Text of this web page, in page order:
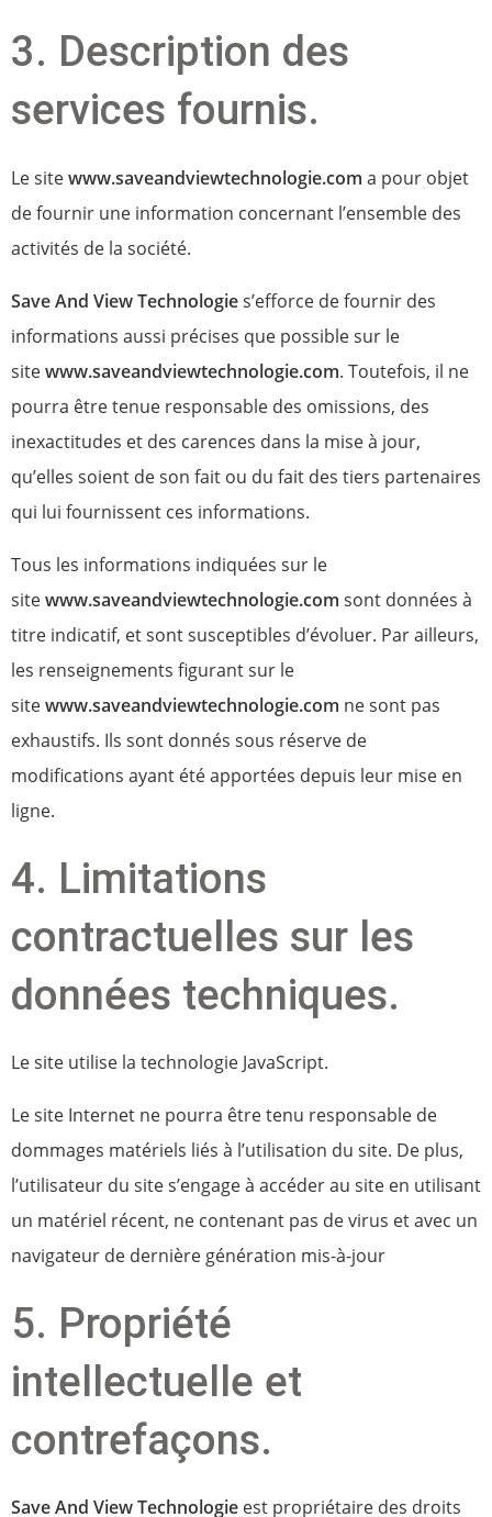
3. Description des
services fournis.
Le sitewww.saveandviewtechnologie.com a pour objet
de fournir une information concernant l’ensemble des
activités de la société.
Save And View Technologies’efforce de fournir des
informations aussi précises que possible sur le
sitewww.saveandviewtechnologie.com. Toutefois, il ne
pourra être tenue responsable des omissions, des
inexactitudes et des carences dans la mise à jour,
qu’elles soient de son fait ou du fait des tiers partenaires
qui lui fournissent ces informations.
Tous les informations indiquées sur le
sitewww.saveandviewtechnologie.com sont données à
titre indicatif, et sont susceptibles d’évoluer. Par ailleurs,
les renseignements figurant sur le
sitewww.saveandviewtechnologie.com ne sont pas
exhaustifs. Ils sont donnés sous réserve de
modifications ayant été apportées depuis leur mise en
ligne.
4. Limitations
contractuelles sur les
données techniques.
Le site utilise la technologie JavaScript.
Le site Internet ne pourra être tenu responsable de
dommages matériels liés à l’utilisation du site. De plus,
l’utilisateur du site s’engage à accéder au site en utilisant
un matériel récent, ne contenant pas de virus et avec un
navigateur de dernière génération mis-à-jour
5. Propriété
intellectuelle et
contrefaçons.
Save And View Technologie est propriétaire des droits